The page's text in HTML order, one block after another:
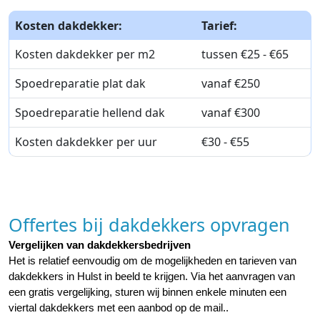
Kosten dakdekker:
Tarief:
Kosten dakdekker per m2
tussen €25 - €65
Spoedreparatie plat dak
vanaf €250
Spoedreparatie hellend dak
vanaf €300
Kosten dakdekker per uur
€30 - €55
Offertes bij dakdekkers opvragen
Vergelijken van dakdekkersbedrijven
Het is relatief eenvoudig om de mogelijkheden en tarieven van
dakdekkers in Hulst in beeld te krijgen. Via het aanvragen van
een gratis vergelijking, sturen wij binnen enkele minuten een
viertal dakdekkers met een aanbod op de mail..